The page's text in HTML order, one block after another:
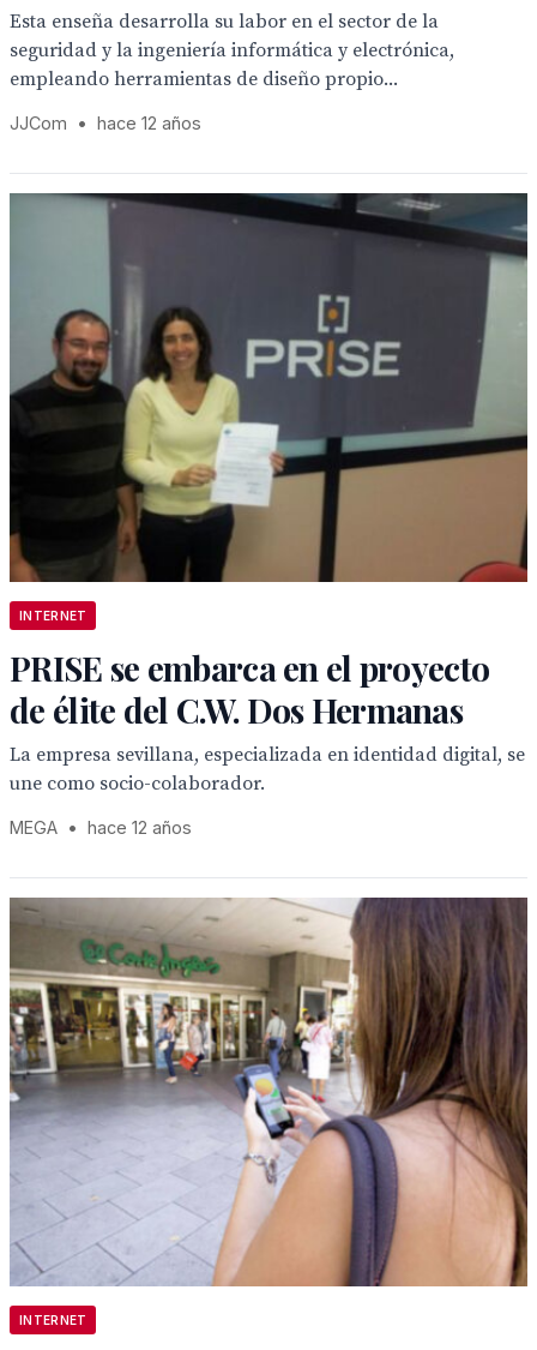
Esta enseña desarrolla su labor en el sector de la
seguridad y la ingeniería informática y electrónica,
empleando herramientas de diseño propio...
JJCom • hace 12 años
INTERNET
PRISE se embarca en el proyecto
de élite del C.W. Dos Hermanas
La empresa sevillana, especializada en identidad digital, se
une como socio-colaborador.
MEGA • hace 12 años
INTERNET